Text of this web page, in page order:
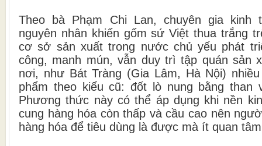
Theo bà Phạm Chi Lan, chuyên gia kinh
nguyên nhân khiến gốm sứ Việt thua trắng
cơ sở sản xuất trong nước chủ yếu phát
công, manh mún, vẫn duy trì tập quán sản
nơi, như Bát Tràng (Gia Lâm, Hà Nội)
phẩm theo kiểu cũ: đốt lò nung bằng than
Phương thức này có thể áp dụng khi nền
cung hàng hóa còn thấp và cầu cao nên
hàng hóa để tiêu dùng là được mà ít quan